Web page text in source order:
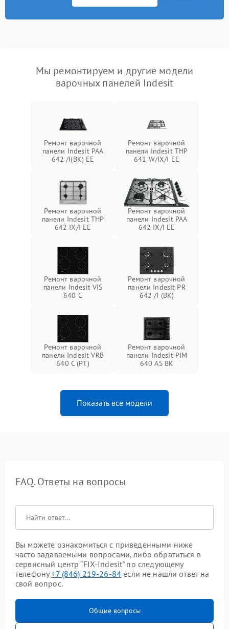
Мы ремонтируем и другие модели
варочных панелей Indesit
Ремонт варочной
панели Indesit PAA
642 /I(BK) EE
Ремонт варочной
панели Indesit THP
641 W/IX/I EE
Ремонт варочной
панели Indesit THP
642 IX/I EE
Ремонт варочной
панели Indesit PAA
642 IX/I EE
Ремонт варочной
панели Indesit VIS
640 C
Ремонт варочной
панели Indesit PR
642 /I (BK)
Ремонт варочной
панели Indesit VRB
640 C (PT)
Ремонт варочной
панели Indesit PIM
640 AS BK
Показать все модели
FAQ. Ответы на вопросы
Вы можете ознакомиться с приведенными ниже
часто задаваемыми вопросами, либо обратиться в
сервисный центр “FIX-Indesit” по следующему
телефону+7 (846) 219-26-84 если не нашли ответ на
свой вопрос.
Общие вопросы